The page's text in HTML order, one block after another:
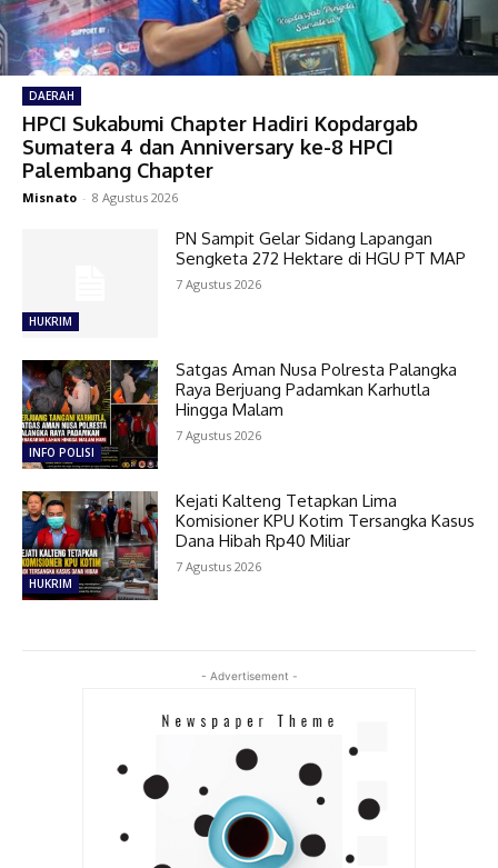
DAERAH
HPCI Sukabumi Chapter Hadiri Kopdargab
Sumatera 4 dan Anniversary ke-8 HPCI
Palembang Chapter
Misnato - 8 Agustus 2026
HUKRIM
PN Sampit Gelar Sidang Lapangan
Sengketa 272 Hektare di HGU PT MAP
7 Agustus 2026
INFO POLISI
Satgas Aman Nusa Polresta Palangka
Raya Berjuang Padamkan Karhutla
Hingga Malam
7 Agustus 2026
HUKRIM
Kejati Kalteng Tetapkan Lima
Komisioner KPU Kotim Tersangka Kasus
Dana Hibah Rp40 Miliar
7 Agustus 2026
- Advertisement -